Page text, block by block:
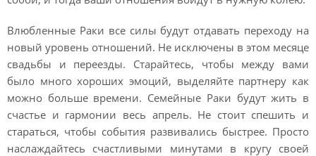
Влюбленные Раки все силы будут отдавать переходу на
новый уровень отношений. Не исключены в этом месяце
свадьбы и переезды. Старайтесь, чтобы между вами
было много хороших эмоций, выделяйте партнеру как
можно больше времени. Семейные Раки будут жить в
счастье и гармонии весь апрель. Не стоит спешить и
стараться, чтобы события развивались быстрее. Просто
наслаждайтесь счастливыми минутами в кругу своей